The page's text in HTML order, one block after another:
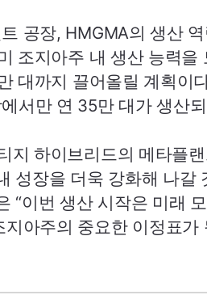
공장, HMGMA의 생산
조지아주 내 생산 능력을
대까지 끌어올릴 계획이
서만 연 35만 대가 생산
지 하이브리드의 메타플
성장을 더욱 강화해 나갈
“이번 생산 시작은 미래
아주의 중요한 이정표가